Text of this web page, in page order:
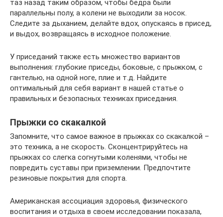
таз назад таким образом, чтобы бедра были
параллельны полу, а колени не выходили за носок.
Следите за дыханием, делайте вдох, опускаясь в присед,
и выдох, возвращаясь в исходное положение.
У приседаний также есть множество вариантов
выполнения: глубокие приседы, боковые, с прыжком, с
гантелью, на одной ноге, плие и т.д. Найдите
оптимальный для себя вариант в нашей статье о
правильных и безопасных техниках приседания.
Прыжки со скакалкой
Запомните, что самое важное в прыжках со скакалкой –
это техника, а не скорость. Сконцентрируйтесь на
прыжках со слегка согнутыми коленями, чтобы не
повредить суставы при приземлении. Предпочтите
резиновые покрытия для спорта.
Американская ассоциация здоровья, физического
воспитания и отдыха в своем исследовании показала,